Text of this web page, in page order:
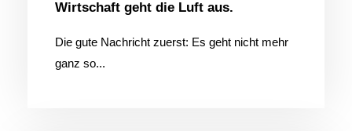
Wirtschaft geht die Luft aus.
Die gute Nachricht zuerst: Es geht nicht mehr
ganz so...